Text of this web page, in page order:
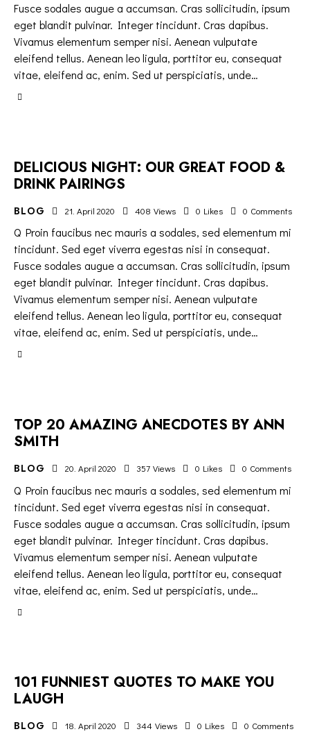
Fusce sodales augue a accumsan. Cras sollicitudin, ipsum
eget blandit pulvinar. Integer tincidunt. Cras dapibus.
Vivamus elementum semper nisi. Aenean vulputate
eleifend tellus. Aenean leo ligula, porttitor eu, consequat
vitae, eleifend ac, enim. Sed ut perspiciatis, unde…
DELICIOUS NIGHT: OUR GREAT FOOD &
DRINK PAIRINGS
BLOG 21. April 2020 408 Views 0 Likes 0 Comments
Q Proin faucibus nec mauris a sodales, sed elementum mi
tincidunt. Sed eget viverra egestas nisi in consequat.
Fusce sodales augue a accumsan. Cras sollicitudin, ipsum
eget blandit pulvinar. Integer tincidunt. Cras dapibus.
Vivamus elementum semper nisi. Aenean vulputate
eleifend tellus. Aenean leo ligula, porttitor eu, consequat
vitae, eleifend ac, enim. Sed ut perspiciatis, unde…
TOP 20 AMAZING ANECDOTES BY ANN
SMITH
BLOG 20. April 2020 357 Views 0 Likes 0 Comments
Q Proin faucibus nec mauris a sodales, sed elementum mi
tincidunt. Sed eget viverra egestas nisi in consequat.
Fusce sodales augue a accumsan. Cras sollicitudin, ipsum
eget blandit pulvinar. Integer tincidunt. Cras dapibus.
Vivamus elementum semper nisi. Aenean vulputate
eleifend tellus. Aenean leo ligula, porttitor eu, consequat
vitae, eleifend ac, enim. Sed ut perspiciatis, unde…
101 FUNNIEST QUOTES TO MAKE YOU
LAUGH
BLOG 18. April 2020 344 Views 0 Likes 0 Comments